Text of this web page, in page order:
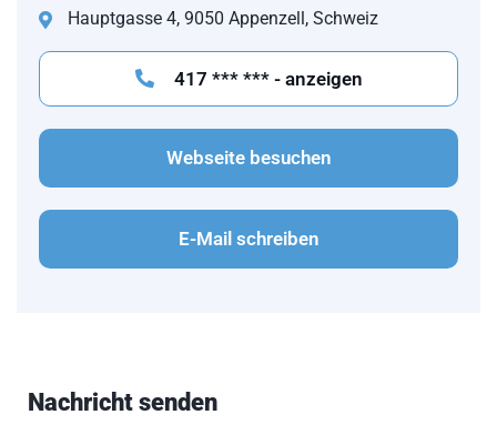
Hauptgasse 4, 9050 Appenzell, Schweiz
417 *** *** - anzeigen
Webseite besuchen
E-Mail schreiben
Nachricht senden